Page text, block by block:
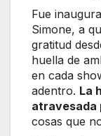
Fue
Simone, a
gratitud
huella de
en cada
adentro. La
atravesada
cosas que